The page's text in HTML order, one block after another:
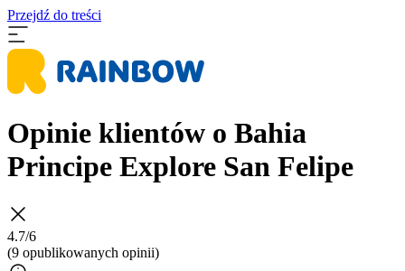
Przejdź do treści
Opinie klientów o Bahia
Principe Explore San Felipe
4.7/6
(9 opublikowanych opinii)